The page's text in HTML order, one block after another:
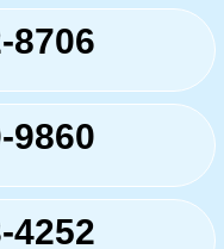
8706
9860
4252